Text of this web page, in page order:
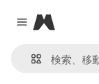
Close menu
Magnific